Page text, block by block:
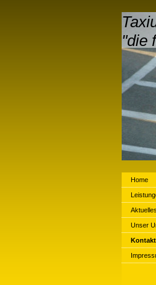
"die
Home
Aktuelles
Unser
Kontakt